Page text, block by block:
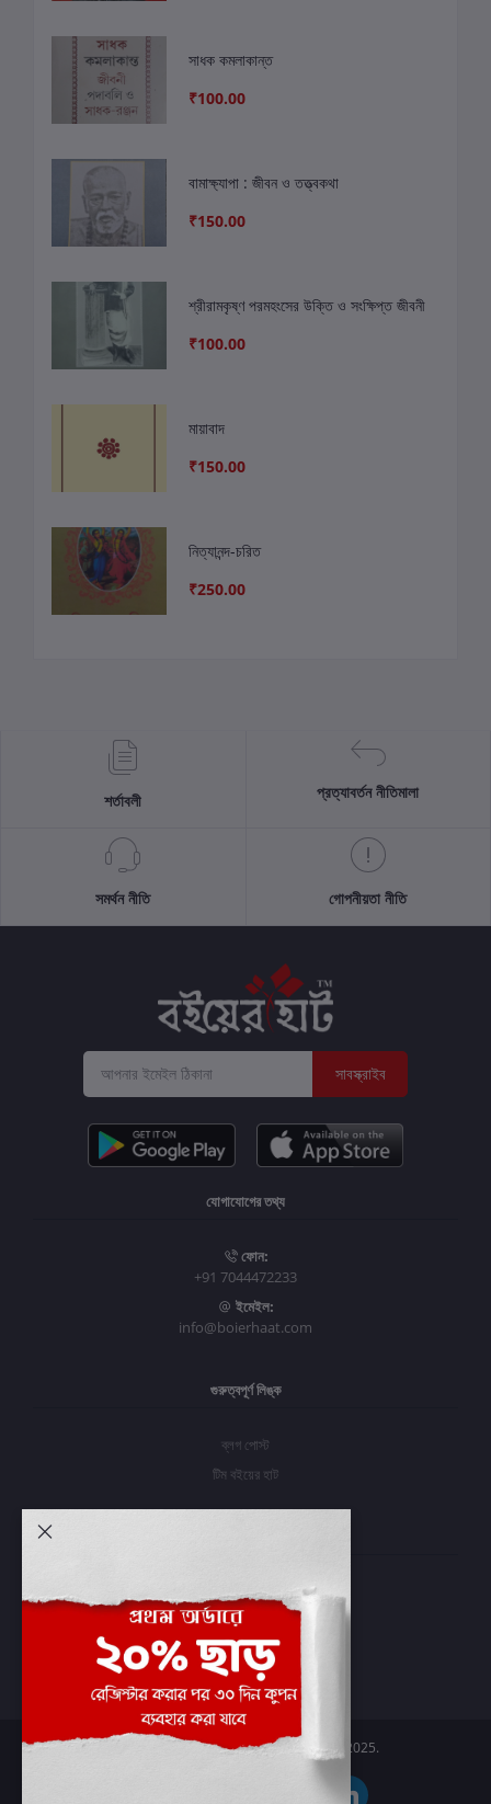
সাধক কমলাকান্ত
₹100.00
বামাক্ষ্যাপা : জীবন ও তত্ত্বকথা
₹150.00
শ্রীরামকৃষ্ণ পরমহংসের উক্তি ও সংক্ষিপ্ত জীবনী
₹100.00
মায়াবাদ
₹150.00
নিত্যানন্দ-চরিত
₹250.00
শর্তাবলী প্রত্যাবর্তন নীতিমালা
সমর্থন নীতি গোপনীয়তা নীতি
সাবস্ক্রাইব
যোগাযোগের তথ্য
ফোন:
+91 7044472233
ইমেইল:
info@boierhaat.com
গুরুত্বপূর্ণ লিঙ্ক
ব্লগ পোস্ট
টিম বইয়ের হাট
প্রবেশ করুন
অর্ডার ইতিহাস
আমার ইচ্ছাগুলি
অর্ডার ট্র্যাকিং
Boier Haat™ | © All rights reserved 2025.